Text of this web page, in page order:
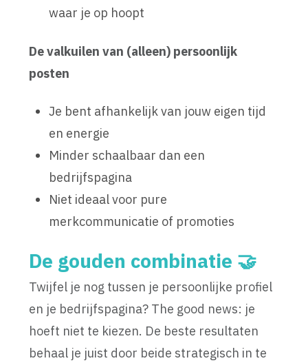
waar je op hoopt
De valkuilen van (alleen) persoonlijk
posten
Je bent afhankelijk van jouw eigen tijd
en energie
Minder schaalbaar dan een
bedrijfspagina
Niet ideaal voor pure
merkcommunicatie of promoties
De gouden combinatie 🤝
Twijfel je nog tussen je persoonlijke profiel
en je bedrijfspagina? The good news: je
hoeft niet te kiezen. De beste resultaten
behaal je juist door beide strategisch in te